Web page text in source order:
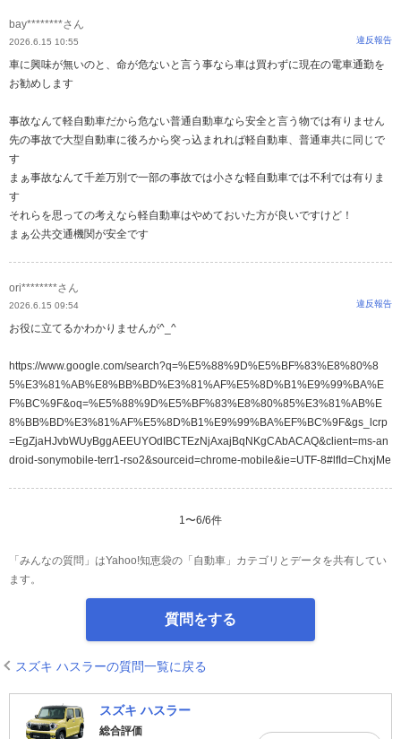
bay********さん
2026.6.15 10:55 違反報告
車に興味が無いのと、命が危ないと言う事なら車は買わずに現在の電車通勤を
お勧めします
事故なんて軽自動車だから危ない普通自動車なら安全と言う物では有りません
先の事故で大型自動車に後ろから突っ込まれれば軽自動車、普通車共に同じで
す
まぁ事故なんて千差万別で一部の事故では小さな軽自動車では不利では有りま
す
それらを思っての考えなら軽自動車はやめておいた方が良いですけど！
まぁ公共交通機関が安全です
ori********さん
2026.6.15 09:54 違反報告
お役に立てるかわかりませんが^⁠_⁠^
https://www.google.com/search?q=%E5%88%9D%E5%BF%83%E8%80%8
5%E3%81%AB%E8%BB%BD%E3%81%AF%E5%8D%B1%E9%99%BA%E
F%BC%9F&oq=%E5%88%9D%E5%BF%83%E8%80%85%E3%81%AB%E
8%BB%BD%E3%81%AF%E5%8D%B1%E9%99%BA%EF%BC%9F&gs_lcrp
=EgZjaHJvbWUyBggAEEUYOdIBCTEzNjAxajBqNKgCAbACAQ&client=ms-an
droid-sonymobile-terr1-rso2&sourceid=chrome-mobile&ie=UTF-8#lfId=ChxjMe
1 〜6/6件
「みんなの質問」はYahoo!知恵袋の「自動車」カテゴリとデータを共有してい
ます。
質問をする
スズキ ハスラーの質問一覧に戻る
スズキ ハスラー
総合評価